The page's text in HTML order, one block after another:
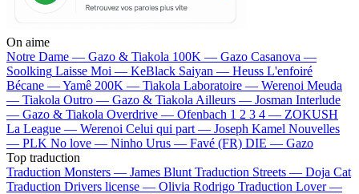
On aime
Notre Dame — Gazo & Tiakola 100K — Gazo Casanova —
Soolking Laisse Moi — KeBlack Saiyan — Heuss L'enfoiré
Bécane —Yamê 200K — Tiakola Laboratoire — Werenoi Meuda
— Tiakola Outro — Gazo & Tiakola Ailleurs — Josman Interlude
— Gazo & Tiakola Overdrive — Ofenbach 1 2 3 4 — ZOKUSH
La League — Werenoi Celui qui part — Joseph Kamel Nouvelles
— PLK No love — Ninho Urus — Favé (FR) DIE — Gazo
Top traduction
Traduction Monsters — James Blunt Traduction Streets — Doja Cat
Traduction Drivers license — Olivia Rodrigo Traduction Lover —